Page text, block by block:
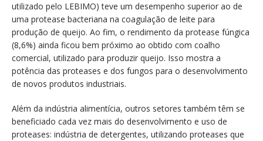
utilizado pelo LEBIMO) teve um desempenho superior ao de
uma protease bacteriana na coagulação de leite para
produção de queijo. Ao fim, o rendimento da protease fúngica
(8,6%) ainda ficou bem próximo ao obtido com coalho
comercial, utilizado para produzir queijo. Isso mostra a
potência das proteases e dos fungos para o desenvolvimento
de novos produtos industriais.
Além da indústria alimentícia, outros setores também têm se
beneficiado cada vez mais do desenvolvimento e uso de
proteases: indústria de detergentes, utilizando proteases que